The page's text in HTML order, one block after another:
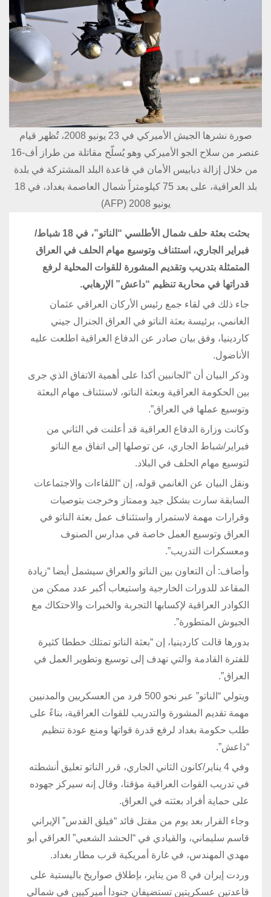
صورة نشرها الجيش الأميركي في 23 يونيو 2008، تُظهر قيام
عنصر من سلاح الجو الأميركي وهو يُسلّح مقاتلة من طراز أف-16
من خلال إزالة دبابيس الأمان في قاعدة البلد المشتركة في بلدة
بلد العراقية، على بعد 75 كيلومتراً شمال العاصمة بغداد، في 18
يونيو 2008 (AFP)
بحثت بعثة حلف شمال الأطلسي “الناتو”، في 18 شباط/
فبراير الجاري، استئناف وتوسيع مهام الحلف في العراق
المتمثلة بتدريب وتقديم المشورة للقوات المحلية لرفع
قدراتها في محاربة تنظيم “داعش” الإرهابي.
جاء ذلك في لقاء جمع رئيس الأركان العراقي عثمان
الغانمي، برئيسة بعثة الناتو في العراق الجنرال جيني
كاردينيا، وفق بيان صادر عن الدفاع العراقية اطلعت عليه
الأناضول.
وذكر البيان أن “الجانبين أكدا على أهمية الاتفاق الذي جرى
بين الحكومة العراقية وبعثة الناتو، لاستئناف مهام البعثة
وتوسيع عملها في العراق”.
وكانت وزارة الدفاع العراقية قد أعلنت في الثاني من
فبراير/شباط الجاري، عن توصلها إلى اتفاق مع الناتو
لتوسيع مهام الحلف في البلاد.
ونقل البيان عن الغانمي قوله، إن “اللقاءات والاجتماعات
السابقة سارت بشكل جيد وممتاز وخرجت بتوصيات
وقرارات مهمة لاستمرار واستئناف عمل بعثة الناتو في
العراق وتوسيع العمل خاصة في مدارس الصنوف
ومعسكرات التدريب”.
وأضاف: أن التعاون بين الناتو والعراق سيشمل أيضا “زيادة
المقاعد للدورات الخارجية واستيعاب أكبر عدد ممكن من
الكوادر العراقية لإكسابها التجربة والخبرات والاحتكاك مع
الجيوش المتطورة”.
بدورها قالت كاردينيا، إن “بعثة الناتو تمتلك خططا كثيرة
للفترة القادمة والتي تهدف إلى توسيع وتطوير العمل في
العراق”.
ويتولي “الناتو” عبر نحو 500 فرد من العسكريين والمدنيين
مهمة تقديم المشورة والتدريب للقوات العراقية، بناءً على
طلب حكومة بغداد لرفع قدرة قواتها ومنع عودة تنظيم
“داعش”.
وفي 4 يناير/كانون الثاني الجاري، قرر الناتو تعليق أنشطته
في تدريب القوات العراقية مؤقتا، وقال إنه سيركز جهوده
على حماية أفراد بعثته في العراق.
وجاء القرار بعد يوم من مقتل قائد “فيلق القدس” الإيراني
قاسم سليماني، والقيادي في “الحشد الشعبي” العراقي أبو
مهدي المهندس، في غارة أمريكية قرب مطار بغداد.
وردت إيران في 8 من يناير، بإطلاق صواريخ باليستية على
قاعدتين عسكريتين تستضيفان جنودا أميركيين في شمالي